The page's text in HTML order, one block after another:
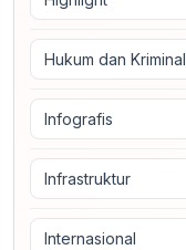
Hukum dan Kriminal
Infografis
Infrastruktur
Internasional